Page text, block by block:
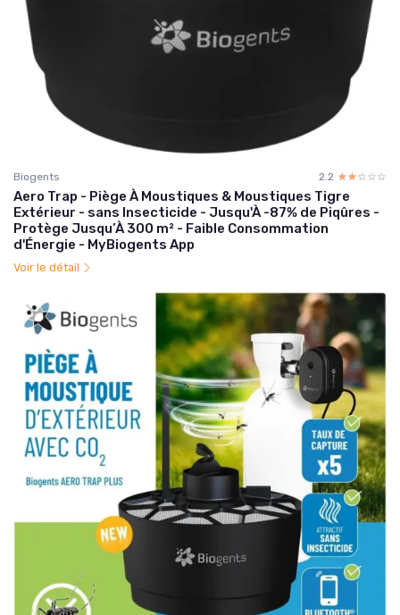
Biogents 2.2 ☆☆☆☆☆
★★★★★
Aero Trap - Piège À Moustiques & Moustiques Tigre
Extérieur - sans Insecticide - Jusqu'À -87% de Piqûres -
Protège Jusqu’À 300 m² - Faible Consommation
d'Énergie - MyBiogents App
Voir le détail